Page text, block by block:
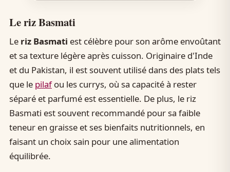
Le riz Basmati
Le riz Basmati est célèbre pour son arôme envoûtant
et sa texture légère après cuisson. Originaire d'Inde
et du Pakistan, il est souvent utilisé dans des plats tels
que le pilafou les currys, où sa capacité à rester
séparé et parfumé est essentielle. De plus, le riz
Basmati est souvent recommandé pour sa faible
teneur en graisse et ses bienfaits nutritionnels, en
faisant un choix sain pour une alimentation
équilibrée.